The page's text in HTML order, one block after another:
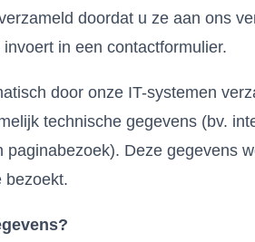
doordat u ze aan ons
in een contactformulier.
door onze IT-systemen
technische gegevens (bv.
paginabezoek). Deze gegevens
bezoekt.